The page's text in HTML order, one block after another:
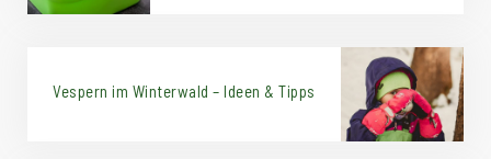
Vespern im Winterwald – Ideen & Tipps